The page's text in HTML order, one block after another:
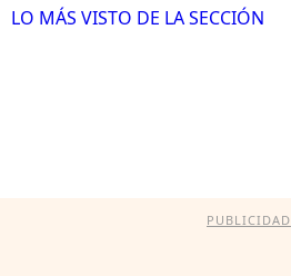
LO MÁS VISTO DE LA SECCIÓN
PUBLICIDAD